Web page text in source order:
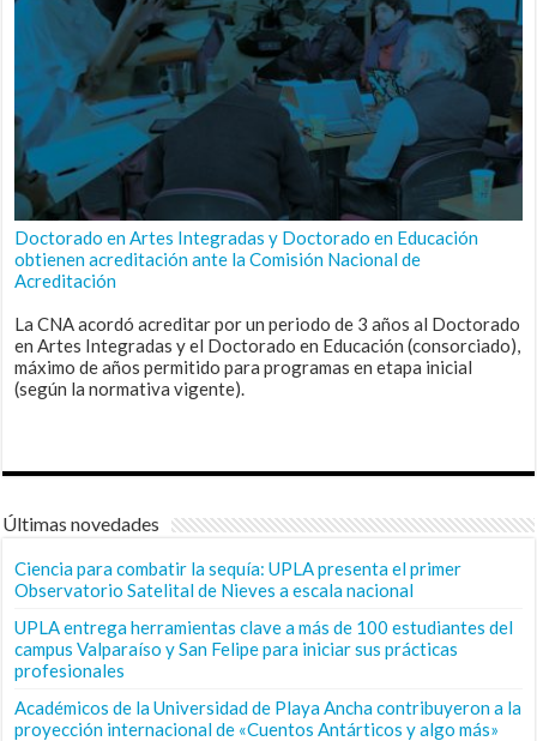
Doctorado en Artes Integradas y Doctorado en Educación
obtienen acreditación ante la Comisión Nacional de
Acreditación
La CNA acordó acreditar por un periodo de 3 años al Doctorado
en Artes Integradas y el Doctorado en Educación (consorciado),
máximo de años permitido para programas en etapa inicial
(según la normativa vigente).
Últimas novedades
Ciencia para combatir la sequía: UPLA presenta el primer
Observatorio Satelital de Nieves a escala nacional
UPLA entrega herramientas clave a más de 100 estudiantes del
campus Valparaíso y San Felipe para iniciar sus prácticas
profesionales
Académicos de la Universidad de Playa Ancha contribuyeron a la
proyección internacional de «Cuentos Antárticos y algo más»